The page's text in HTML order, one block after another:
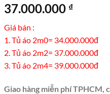
37.000.000 ₫
Giá bán :
1. Tủ áo 2m0= 34.000.000đ
2. Tủ áo 2m2= 37.000.000đ
3. Tủ áo 2m4= 39.000.000đ
Giao hàng miễn phí TPHCM,